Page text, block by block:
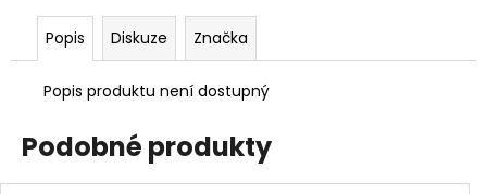
Popis Diskuze Značka
Popis produktu není dostupný
Podobné produkty